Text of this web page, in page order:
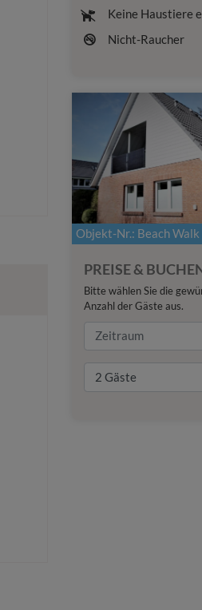
Keine Haustiere
Nicht-Raucher
Objekt-Nr.: Beach Walk
PREISE &
Bitte wählen Sie die
Anzahl der Gäste aus.